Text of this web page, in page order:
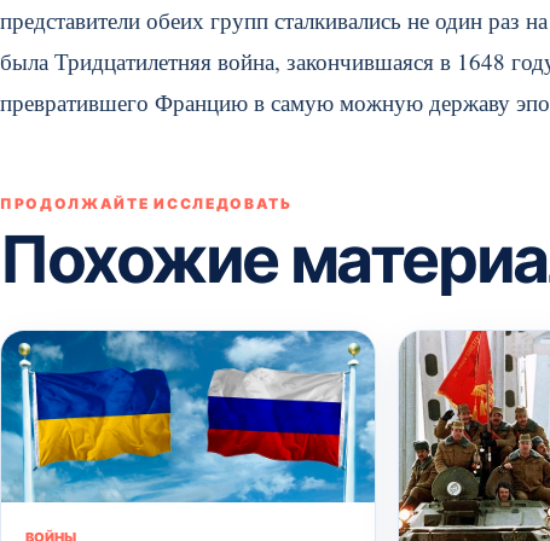
представители обеих групп сталкивались не один
была Тридцатилетняя война, закончившаяся в 1648
превратившего Францию в самую можную державу
ПРОДОЛЖАЙТЕ ИССЛЕДОВАТЬ
Похожие
ВОЙНЫ